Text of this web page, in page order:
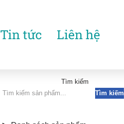
Tin tức Liên hệ
Tìm kiếm
Tìm kiếm